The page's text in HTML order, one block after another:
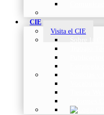
CIE
Visita el CIE